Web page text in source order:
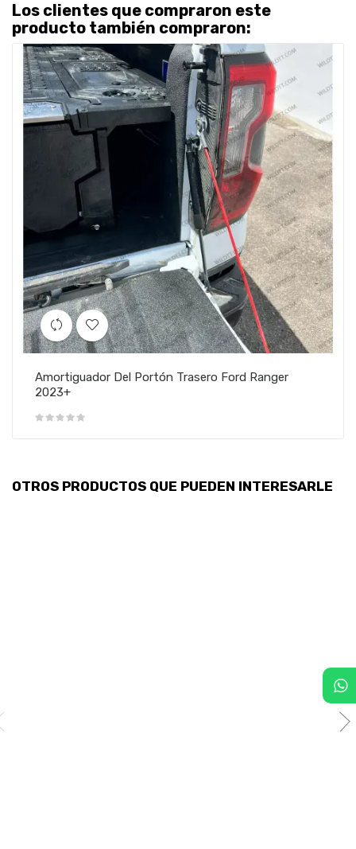
Los clientes que compraron este
producto también compraron:
Amortiguador Del Portón Trasero Ford Ranger
2023+
OTROS PRODUCTOS QUE PUEDEN INTERESARLE